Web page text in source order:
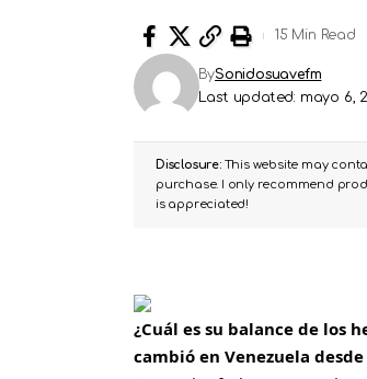
Last updated: mayo 6,
BySonidosuavefm
15 Min Read
Disclosure:This website may
purchase. I only recommend
is appreciated!
¿Cuál es su balance de los
cambió en Venezuela